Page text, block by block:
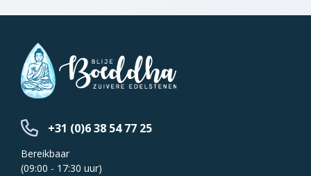
+31 (0)6 38 54 77 25
Bereikbaar
(09:00 - 17:30 uur)